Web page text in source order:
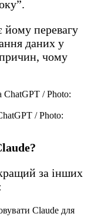
йому перевагу
даних у
чому
/ Photo:
за інших
Claude для